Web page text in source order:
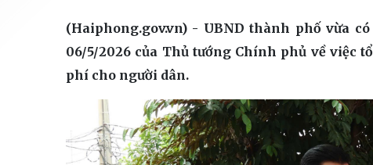
(Haiphong.gov.vn) - UBND thành phố vừa
06/5/2026 của Thủ tướng Chính phủ về việc
phí cho người dân.